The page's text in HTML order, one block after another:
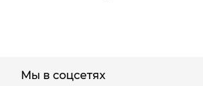
Мы в соцсетях